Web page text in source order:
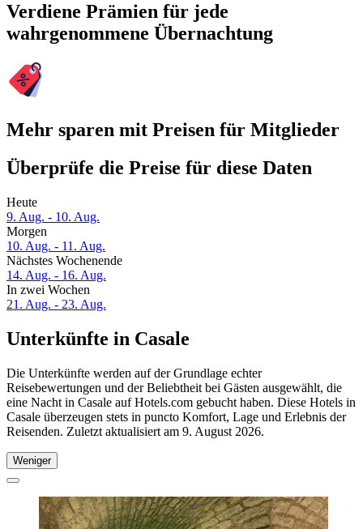
Verdiene Prämien für jede
wahrgenommene Übernachtung
Mehr sparen mit Preisen für Mitglieder
Überprüfe die Preise für diese Daten
Heute
9. Aug. - 10. Aug.
Morgen
10. Aug. - 11. Aug.
Nächstes Wochenende
14. Aug. - 16. Aug.
In zwei Wochen
21. Aug. - 23. Aug.
Unterkünfte in Casale
Die Unterkünfte werden auf der Grundlage echter
Reisebewertungen und der Beliebtheit bei Gästen ausgewählt, die
eine Nacht in Casale auf Hotels.com gebucht haben. Diese Hotels in
Casale überzeugen stets in puncto Komfort, Lage und Erlebnis der
Reisenden. Zuletzt aktualisiert am 9. August 2026.
Weniger